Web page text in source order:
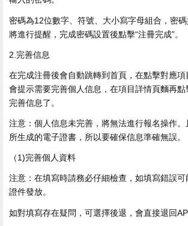
密碼為12位數字、符號、大小寫字母組合，密
將進行提醒，完成密碼設置後點擊“注冊完成”。
2.完善信息
在完成注冊後會自動跳轉到首頁，在點擊對應項
會提示需要完善個人信息，在項目詳情頁麵再點
完善信息了。
注意：個人信息未完善，將無法進行報名操作
所生成的電子證書，所以要確保信息準確無誤。
（1)完善個人資料
注意：在填寫時請務必仔細檢查，如填寫錯誤
證件發放。
如對填寫存在疑問，可選擇後退，會直接退回